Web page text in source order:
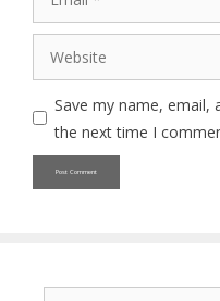
Save my name, email,
the next time I